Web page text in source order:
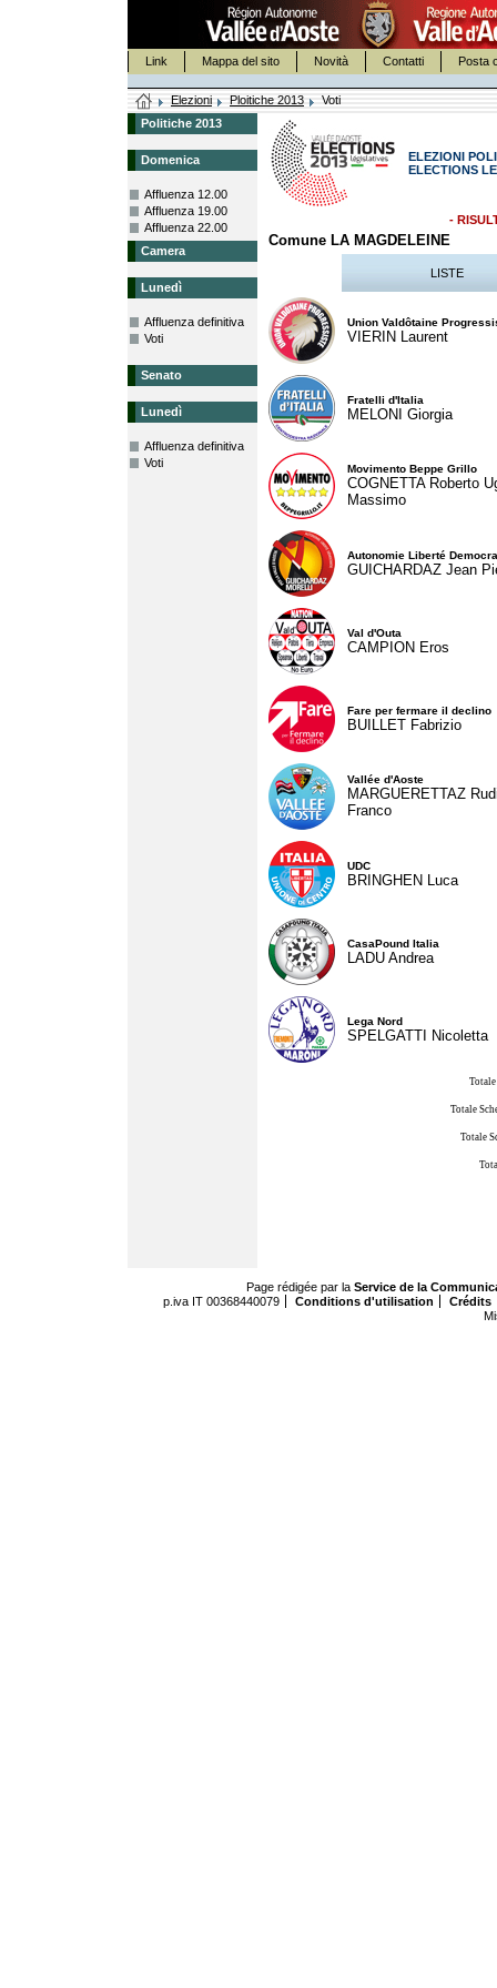
Link Mappa del sito Novità Contatti Posta
Elezioni Ploitiche 2013
Voti
Politiche 2013
Domenica
Affluenza 12.00
Affluenza 19.00
Affluenza 22.00
Camera
Lunedì
Affluenza definitiva
Voti
Senato
Lunedì
Affluenza definitiva
Voti
ELEZIONI
ELECTIONS
-
Comune LA MAGDELEINE
LISTE
Union Valdôtaine
VIERIN Laurent
Fratelli d'Italia
MELONI Giorgia
Movimento Beppe Grillo
COGNETTA Roberto
Massimo
Autonomie Liberté
GUICHARDAZ Jean
Val d'Outa
CAMPION Eros
Fare per fermare il declino
BUILLET Fabrizio
Vallée d'Aoste
MARGUERETTAZ
Franco
UDC
BRINGHEN Luca
CasaPound Italia
LADU Andrea
Lega Nord
SPELGATTI Nicoletta
Totale
Totale
Page rédigée par la Service de la
p.iva IT 00368440079
Conditions d'utilisation
Crédits